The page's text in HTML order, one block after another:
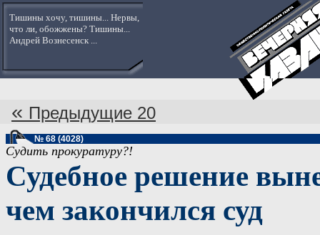
Тишины хочу, тишины... Нервы,
что ли, обожжены? Тишины...
Андрей Вознесенск ...
« Предыдущие 20
№ 68 (4028)
Судить прокуратуру?!
Судебное решение
чем закончился суд